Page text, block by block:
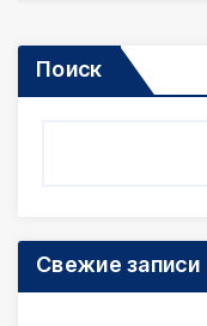
Поиск
Свежие записи